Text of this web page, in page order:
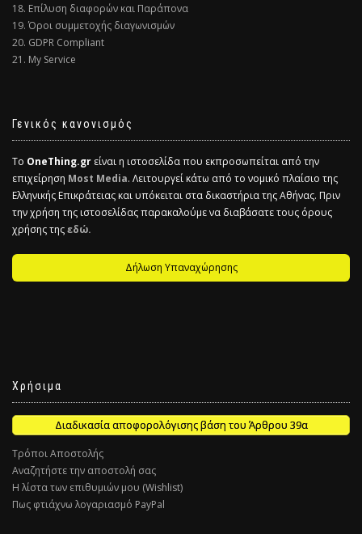
18. Επίλυση διαφορών και Παράπονα
19. Όροι συμμετοχής διαγωνισμών
20. GDPR Compliant
21. My Service
Γενικός κανονισμός
Το OneThing.gr είναι η ιστοσελίδα που εκπροσωπείται από την
επιχείρηση Most Media. Λειτουργεί κάτω από το νομικό πλαίσιο της
Ελληνικής Επικράτειας και υπόκειται στα δικαστήρια της Αθήνας. Πριν
την χρήση της ιστοσελίδας παρακαλούμε να διαβάσατε τους όρους
χρήσης τηςεδώ.
Δήλωση Υπαναχώρησης
Χρήσιμα
Διαδικασία αποφορολόγισης βάση του Άρθρου 39α
Τρόποι Αποστολής
Αναζητήστε την αποστολή σας
Η λίστα των επιθυμιών μου (Wishlist)
Πως φτιάχνω λογαριασμό PayPal